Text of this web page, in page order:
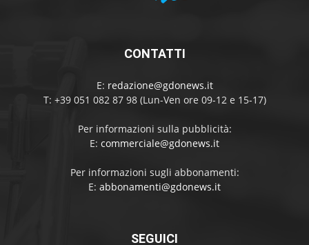
CONTATTI
E: redazione@gdonews.it
T: +39 051 082 87 98 (Lun-Ven ore 09-12 e 15-17)
Per informazioni sulla pubblicità:
E: commerciale@gdonews.it
Per informazioni sugli abbonamenti:
E: abbonamenti@gdonews.it
SEGUICI